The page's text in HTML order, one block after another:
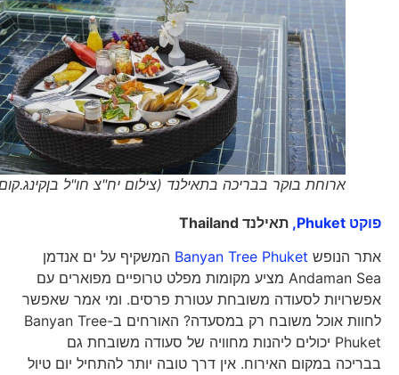
ארוחת בוקר בבריכה בתאילנד (צילום יח"צ חו"ל בןקינג.קום)
פוקט Phuket, תאילנדThailand
אתר הנופשBanyan Tree Phuketהמשקיף על ים אנדמן
Andaman Sea מציע מקומות מפלט טרופיים מפוארים עם
אפשרויות לסעודה משובחת עטורת פרסים. ומי אמר שאפשר
לחוות אוכל משובח רק במסעדה? האורחים ב-Banyan Tree
Phuket יכולים ליהנות מחוויה של סעודה משובחת גם
בבריכה במקום האירוח. אין דרך טובה יותר להתחיל יום טיול